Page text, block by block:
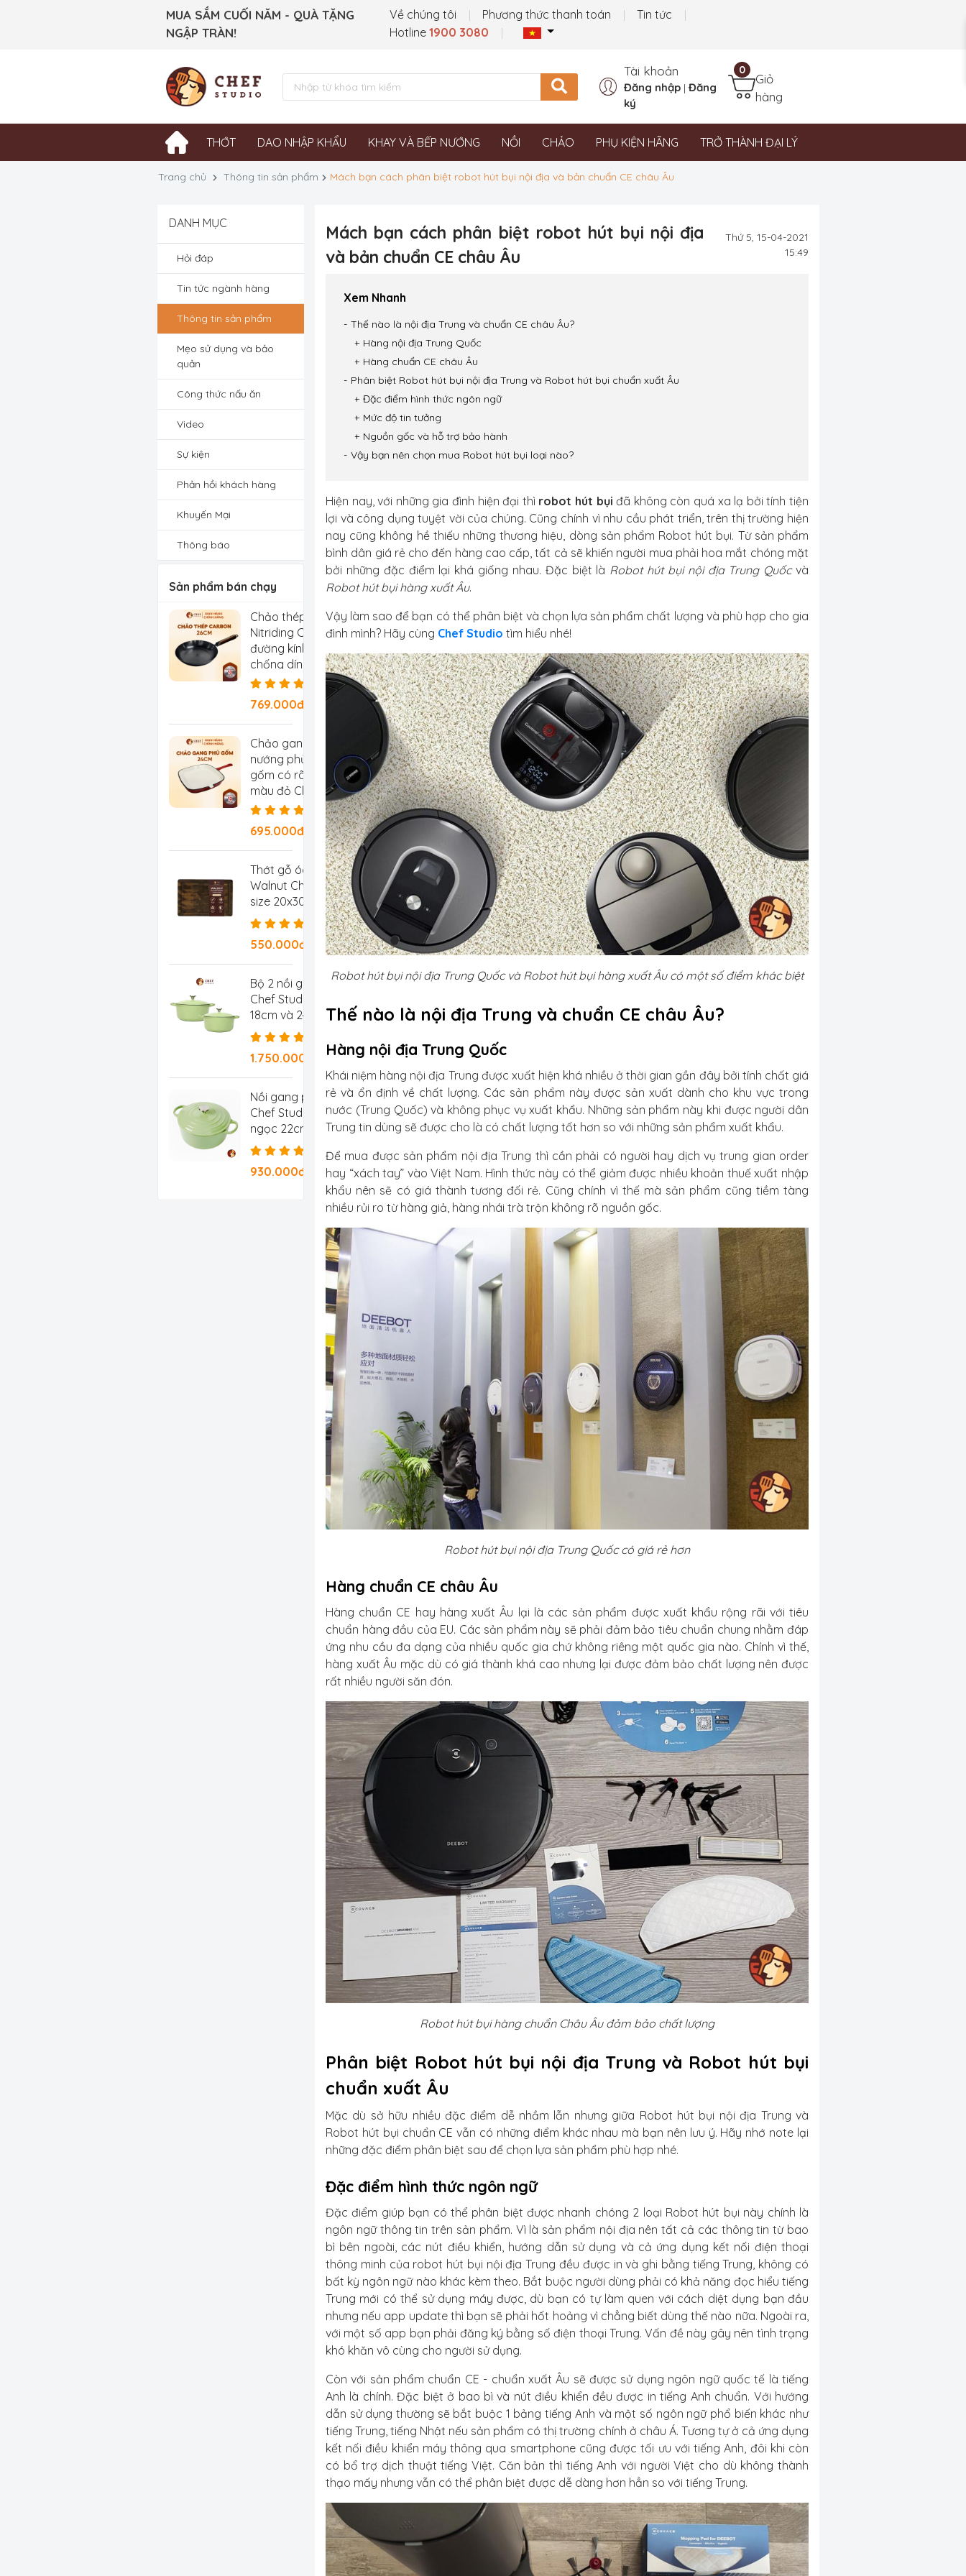
MUA SẮM CUỐI NĂM - QUÀ TẶNG
NGẬP TRÀN!
Về chúng tôi Phương thức thanh toán
Tin tức
Hotline1900 3080
Tài khoản
Đăng nhập| Đăng
ký
Giỏ
hàng
0
THỚT DAO NHẬP KHẨU KHAY VÀ BẾP NƯỚNG NỒI CHẢO PHỤ KIỆN HÃNG TRỞ THÀNH ĐẠI LÝ
Trang chủ Thông tin sản phẩm Mách bạn cách phân biệt robot hút bụi nội địa và bản chuẩn CE châu Âu
DANH MỤC
Hỏi đáp
Tin tức ngành hàng
Thông tin sản phẩm
Mẹo sử dụng và bảo
quản
Công thức nấu ăn
Video
Sự kiện
Phản hồi khách hàng
Khuyến Mại
Thông báo
Sản phẩm bán chạy
Chảo thép Carbon
Nitriding Chef Studio
đường kính 26 cm,
chống dính tự nhiên,
chống rỉ, chống xước
769.000đ/Chiếc
Chảo gang
nướng phủ
gốm có rãnh
màu đỏ Chef
Studio, đường
695.000đ/
Thớt gỗ óc chó
Walnut Chef Studio
size 20x30x2.5cm
550.000đ/Chiếc
Bộ 2 nồi gang tráng men
Chef Studio xanh ngọc
18cm và 24cm
1.750.000đ/Combo
Nồi gang phủ gốm
Chef Studio xanh
ngọc 22cm 3.3L
930.000đ/Chiếc
Mách bạn cách phân biệt robot hút bụi nội địa
và bản chuẩn CE châu Âu
Thứ 5, 15-04-2021
15:49
Xem Nhanh
Thế nào là nội địa Trung và chuẩn CE châu Âu?
Hàng nội địa Trung Quốc
Hàng chuẩn CE châu Âu
Phân biệt Robot hút bụi nội địa Trung và Robot hút bụi chuẩn xuất Âu
Đặc điểm hình thức ngôn ngữ
Mức độ tin tưởng
Nguồn gốc và hỗ trợ bảo hành
Vậy bạn nên chọn mua Robot hút bụi loại nào?
Hiện nay, với những gia đình hiện đại thì robot hút bụi đã không còn quá xa lạ bởi tính tiện
lợi và công dụng tuyệt vời của chúng. Cũng chính vì nhu cầu phát triển, trên thị trường hiện
nay cũng không hề thiếu những thương hiệu, dòng sản phẩm Robot hút bụi. Từ sản phẩm
bình dân giá rẻ cho đến hàng cao cấp, tất cả sẽ khiến người mua phải hoa mắt chóng mặt
bởi những đặc điểm lại khá giống nhau. Đặc biệt là Robot hút bụi nội địa Trung Quốcvà
Robot hút bụi hàng xuất Âu.
Vậy làm sao để bạn có thể phân biệt và chọn lựa sản phẩm chất lượng và phù hợp cho gia
đình mình? Hãy cùng Chef Studio tìm hiểu nhé!
Robot hút bụi nội địa Trung Quốc và Robot hút bụi hàng xuất Âu có một số điểm khác biệt
Thế nào là nội địa Trung và chuẩn CE châu Âu?
Hàng nội địa Trung Quốc
Khái niệm hàng nội địa Trung được xuất hiện khá nhiều ở thời gian gần đây bởi tính chất giá
rẻ và ổn định về chất lượng. Các sản phẩm này được sản xuất dành cho khu vực trong
nước (Trung Quốc) và không phục vụ xuất khẩu. Những sản phẩm này khi được người dân
Trung tin dùng sẽ được cho là có chất lượng tốt hơn so với những sản phẩm xuất khẩu.
Để mua được sản phẩm nội địa Trung thì cần phải có người hay dịch vụ trung gian order
hay “xách tay” vào Việt Nam. Hình thức này có thể giảm được nhiều khoản thuế xuất nhập
khẩu nên sẽ có giá thành tương đối rẻ. Cũng chính vì thế mà sản phẩm cũng tiềm tàng
nhiều rủi ro từ hàng giả, hàng nhái trà trộn không rõ nguồn gốc.
Robot hút bụi nội địa Trung Quốc có giá rẻ hơn
Hàng chuẩn CE châu Âu
Hàng chuẩn CE hay hàng xuất Âu lại là các sản phẩm được xuất khẩu rộng rãi với tiêu
chuẩn hàng đầu của EU. Các sản phẩm này sẽ phải đảm bảo tiêu chuẩn chung nhằm đáp
ứng nhu cầu đa dạng của nhiều quốc gia chứ không riêng một quốc gia nào. Chính vì thế,
hàng xuất Âu mặc dù có giá thành khá cao nhưng lại được đảm bảo chất lượng nên được
rất nhiều người săn đón.
Robot hút bụi hàng chuẩn Châu Âu đảm bảo chất lượng
Phân biệt Robot hút bụi nội địa Trung và Robot hút bụi
chuẩn xuất Âu
Mặc dù sở hữu nhiều đặc điểm dễ nhầm lẫn nhưng giữa Robot hút bụi nội địa Trung và
Robot hút bụi chuẩn CE vẫn có những điểm khác nhau mà bạn nên lưu ý. Hãy nhớ note lại
những đặc điểm phân biệt sau để chọn lựa sản phẩm phù hợp nhé.
Đặc điểm hình thức ngôn ngữ
Đặc điểm giúp bạn có thể phân biệt được nhanh chóng 2 loại Robot hút bụi này chính là
ngôn ngữ thông tin trên sản phẩm. Vì là sản phẩm nội địa nên tất cả các thông tin từ bao
bì bên ngoài, các nút điều khiển, hướng dẫn sử dụng và cả ứng dụng kết nối điện thoại
thông minh của robot hút bụi nội địa Trung đều được in và ghi bằng tiếng Trung, không có
bất kỳ ngôn ngữ nào khác kèm theo. Bắt buộc người dùng phải có khả năng đọc hiểu tiếng
Trung mới có thể sử dụng máy được, dù bạn có tự làm quen với cách diệt dụng bạn đầu
nhưng nếu app update thì bạn sẽ phải hốt hoảng vì chẳng biết dùng thế nào nữa. Ngoài ra,
với một số app bạn phải đăng ký bằng số điện thoại Trung. Vấn đề này gây nên tình trạng
khó khăn vô cùng cho người sử dụng.
Còn với sản phẩm chuẩn CE - chuẩn xuất Âu sẽ được sử dụng ngôn ngữ quốc tế là tiếng
Anh là chính. Đặc biệt ở bao bì và nút điều khiển đều được in tiếng Anh chuẩn. Với hướng
dẫn sử dụng thường sẽ bắt buộc 1 bảng tiếng Anh và một số ngôn ngữ phổ biến khác như
tiếng Trung, tiếng Nhật nếu sản phẩm có thị trường chính ở châu Á. Tương tự ở cả ứng dụng
kết nối điều khiển máy thông qua smartphone cũng được tối ưu với tiếng Anh, đôi khi còn
có bổ trợ dịch thuật tiếng Việt. Căn bản thì tiếng Anh với người Việt cho dù không thành
thạo mấy nhưng vẫn có thể phân biệt được dễ dàng hơn hẳn so với tiếng Trung.